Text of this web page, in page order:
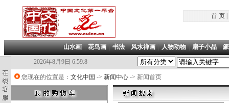
首 页|
山水画|花鸟画|书法|风水禅画|人物动物|扇子小品|
2026年8月9日 6:59:9
您现在的位置是： 文化中国 -> 新闻中心 -> 新闻首页